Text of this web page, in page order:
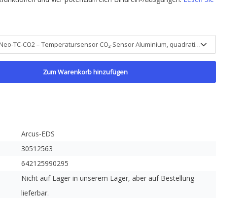
Zum Warenkorb hinzufügen
Arcus-EDS
30512563
642125990295
Nicht auf Lager in unserem Lager, aber auf Bestellung
lieferbar.